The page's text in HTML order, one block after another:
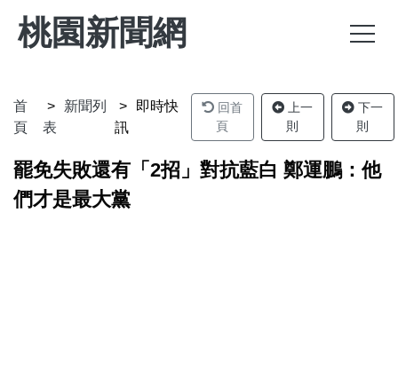
桃園新聞網
首
頁
新聞列
表
即時快
訊
回首
頁
上一
則
下一
則
罷免失敗還有「2招」對抗藍白 鄭運鵬：他
們才是最大黨